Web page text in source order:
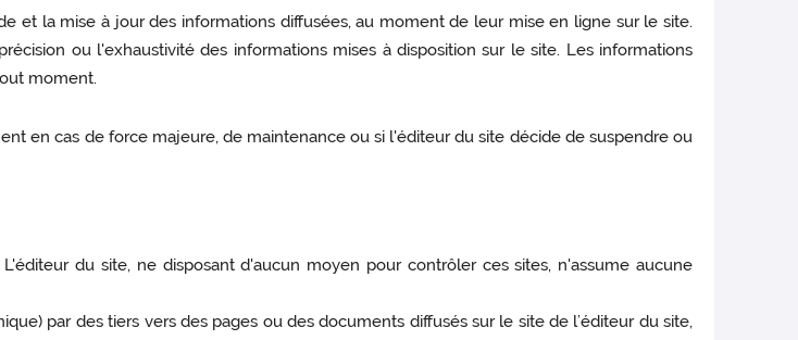
et la mise à jour des informations diffusées, au moment de leur mise en ligne sur le site.
ou l'exhaustivité des informations mises à disposition sur le site. Les informations
moment.
en cas de force majeure, de maintenance ou si l'éditeur du site décide de suspendre ou
du site, ne disposant d'aucun moyen pour contrôler ces sites, n'assume aucune
par des tiers vers des pages ou des documents diffusés sur le site de l’éditeur du site,